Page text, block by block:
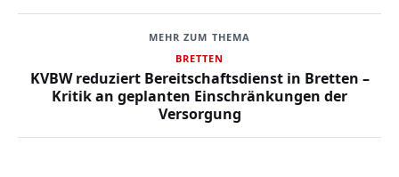
MEHR ZUM THEMA
BRETTEN
KVBW reduziert Bereitschaftsdienst in Bretten –
Kritik an geplanten Einschränkungen der
Versorgung